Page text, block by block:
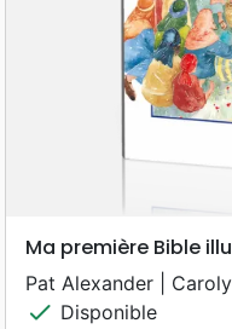
Ma première Bible
Pat Alexander |
check Disponible